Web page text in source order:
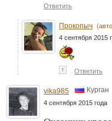
Ответить
Прокопыч
4 сентября 2015
↑ Ответить
vika985 Курган
4 сентября 2015 года